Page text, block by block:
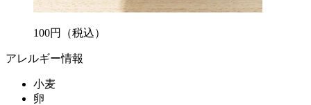
100円 （税込）
アレルギー情報
小麦
卵